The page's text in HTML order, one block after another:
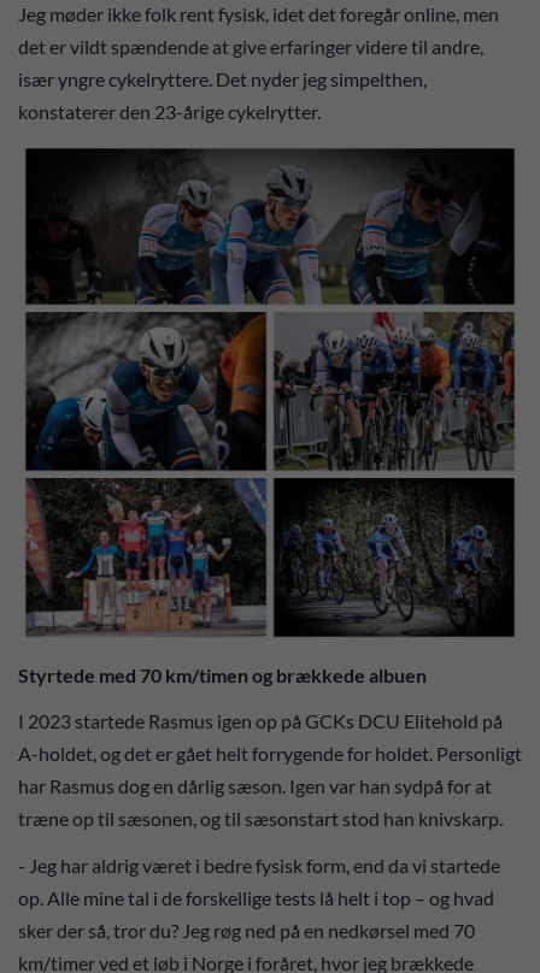
Jeg møder ikke folk rent fysisk, idet det foregår online, men
det er vildt spændende at give erfaringer videre til andre,
især yngre cykelryttere. Det nyder jeg simpelthen,
konstaterer den 23-årige cykelrytter.
Styrtede med 70 km/timen og brækkede albuen
I 2023 startede Rasmus igen op på GCKs DCU Elitehold på
A-holdet, og det er gået helt forrygende for holdet. Personligt
har Rasmus dog en dårlig sæson. Igen var han sydpå for at
træne op til sæsonen, og til sæsonstart stod han knivskarp.
- Jeg har aldrig været i bedre fysisk form, end da vi startede
op. Alle mine tal i de forskellige tests lå helt i top – og hvad
sker der så, tror du? Jeg røg ned på en nedkørsel med 70
km/timer ved et løb i Norge i foråret, hvor jeg brækkede